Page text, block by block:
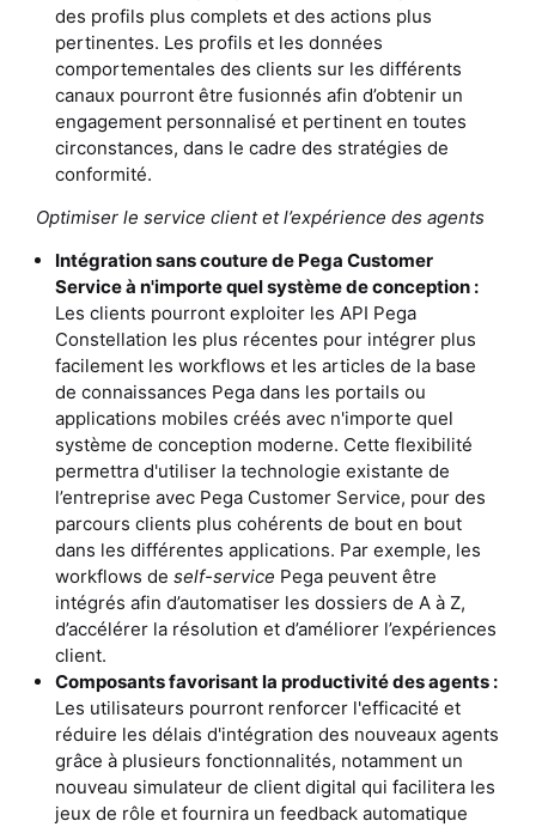
des profils plus complets et des actions plus
pertinentes. Les profils et les données
comportementales des clients sur les différents
canaux pourront être fusionnés afin d’obtenir un
engagement personnalisé et pertinent en toutes
circonstances, dans le cadre des stratégies de
conformité.
Optimiser le service client et l’expérience des agents
Intégration sans couture de Pega Customer
Service à n'importe quel système de conception :
Les clients pourront exploiter les API Pega
Constellation les plus récentes pour intégrer plus
facilement les workflows et les articles de la base
de connaissances Pega dans les portails ou
applications mobiles créés avec n'importe quel
système de conception moderne. Cette flexibilité
permettra d'utiliser la technologie existante de
l’entreprise avec Pega Customer Service, pour des
parcours clients plus cohérents de bout en bout
dans les différentes applications. Par exemple, les
workflows deself-service Pega peuvent être
intégrés afin d’automatiser les dossiers de A à Z,
d’accélérer la résolution et d’améliorer l’expériences
client.
Composants favorisant la productivité des agents :
Les utilisateurs pourront renforcer l'efficacité et
réduire les délais d'intégration des nouveaux agents
grâce à plusieurs fonctionnalités, notamment un
nouveau simulateur de client digital qui facilitera les
jeux de rôle et fournira un feedback automatique